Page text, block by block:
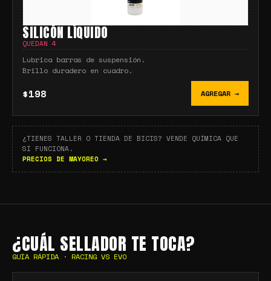
SILICÓN LÍQUIDO
QUEDAN 4
Lubrica barras de suspensión.
Brillo duradero en cuadro.
$198 AGREGAR →
¿TIENES TALLER O TIENDA DE BICIS? VENDE QUÍMICA QUE
SÍ FUNCIONA.
PRECIOS DE MAYOREO →
¿CUÁL SELLADOR TE TOCA?
GUÍA RÁPIDA · RACING VS EVO